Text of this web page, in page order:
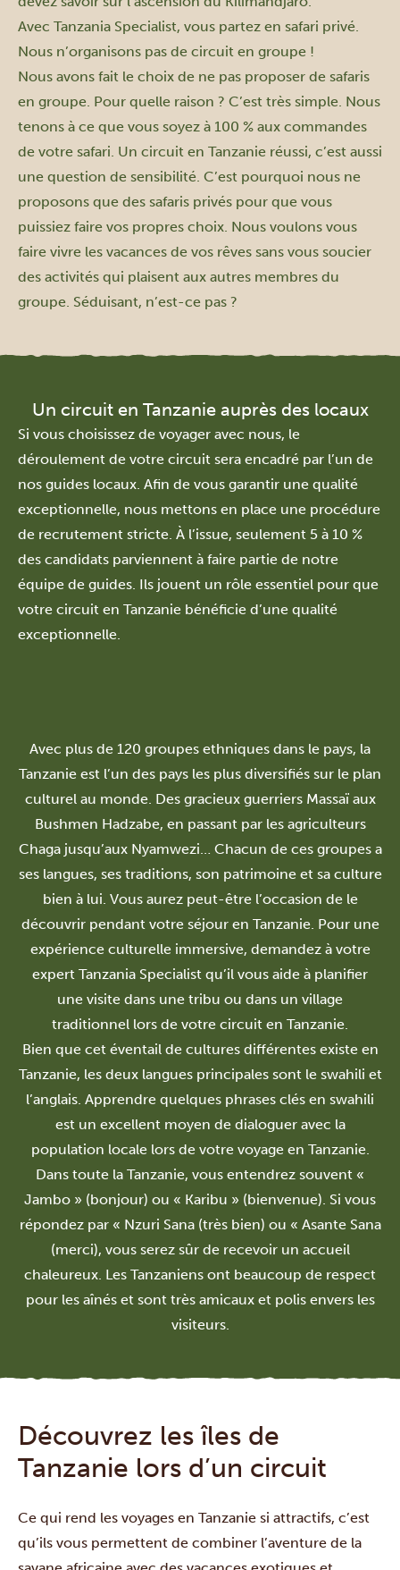
Avec Tanzania Specialist, vous partez en safari privé.
Nous n’organisons pas de circuit en groupe !
Nous avons fait le choix de ne pas proposer de safaris
en groupe. Pour quelle raison ? C’est très simple. Nous
tenons à ce que vous soyez à 100 % aux commandes
de votre safari. Un circuit en Tanzanie réussi, c’est aussi
une question de sensibilité. C’est pourquoi nous ne
proposons que des safaris privés pour que vous
puissiez faire vos propres choix. Nous voulons vous
faire vivre les vacances de vos rêves sans vous soucier
des activités qui plaisent aux autres membres du
groupe. Séduisant, n’est-ce pas ?
Un circuit en Tanzanie auprès des locaux
Si vous choisissez de voyager avec nous, le
déroulement de votre circuit sera encadré par l’un de
nos guides locaux. Afin de vous garantir une qualité
exceptionnelle, nous mettons en place une procédure
de recrutement stricte. À l’issue, seulement 5 à 10 %
des candidats parviennent à faire partie de notre
équipe de guides. Ils jouent un rôle essentiel pour que
votre circuit en Tanzanie bénéficie d’une qualité
exceptionnelle.
Avec plus de 120 groupes ethniques dans le pays, la
Tanzanie est l’un des pays les plus diversifiés sur le plan
culturel au monde. Des gracieux guerriers Massaï aux
Bushmen Hadzabe, en passant par les agriculteurs
Chaga jusqu’aux Nyamwezi… Chacun de ces groupes a
ses langues, ses traditions, son patrimoine et sa culture
bien à lui. Vous aurez peut-être l’occasion de le
découvrir pendant votre séjour en Tanzanie. Pour une
expérience culturelle immersive, demandez à votre
expert Tanzania Specialist qu’il vous aide à planifier
une visite dans une tribu ou dans un village
traditionnel lors de votre circuit en Tanzanie.
Bien que cet éventail de cultures différentes existe en
Tanzanie, les deux langues principales sont le swahili et
l’anglais. Apprendre quelques phrases clés en swahili
est un excellent moyen de dialoguer avec la
population locale lors de votre voyage en Tanzanie.
Dans toute la Tanzanie, vous entendrez souvent «
Jambo » (bonjour) ou « Karibu » (bienvenue). Si vous
répondez par « Nzuri Sana (très bien) ou « Asante Sana
(merci), vous serez sûr de recevoir un accueil
chaleureux. Les Tanzaniens ont beaucoup de respect
pour les aînés et sont très amicaux et polis envers les
visiteurs.
Découvrez les îles de
Tanzanie lors d’un circuit
Ce qui rend les voyages en Tanzanie si attractifs, c’est
qu’ils vous permettent de combiner l’aventure de la